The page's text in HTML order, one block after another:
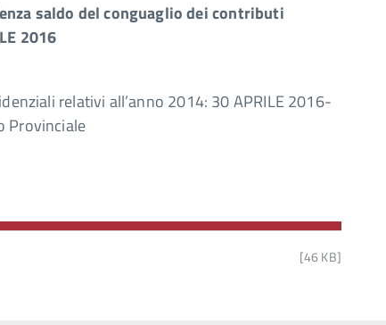
saldo del conguaglio dei contributi
2016
relativi all’anno 2014: 30 APRILE 2016-
Provinciale
[46 KB]